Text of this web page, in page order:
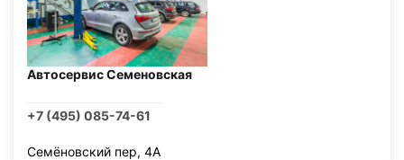
Автосервис Семеновская
+7 (495) 085-74-61
Семёновский пер, 4А